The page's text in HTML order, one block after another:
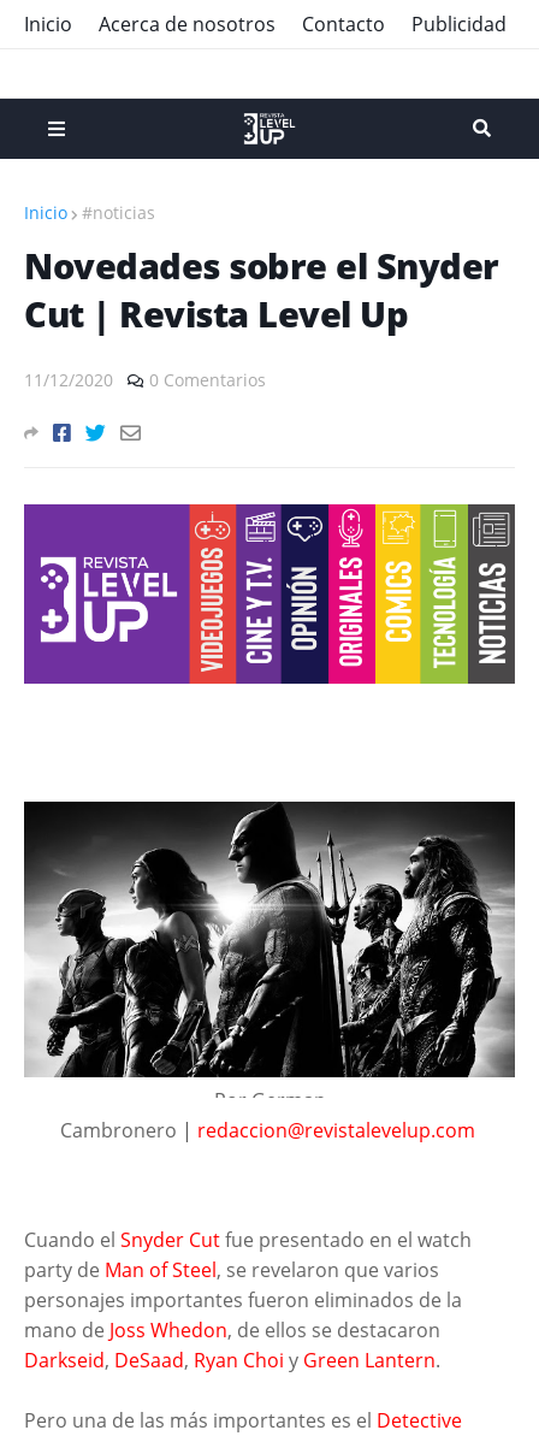
Inicio Acerca de nosotros Contacto Publicidad
Inicio #noticias
Novedades sobre el Snyder
Cut | Revista Level Up
11/12/2020 0 Comentarios
Por German
Cambronero | redaccion@revistalevelup.com
Cuando el Snyder Cutfue presentado en el watch
party de Man of Steel, se revelaron que varios
personajes importantes fueron eliminados de la
mano de Joss Whedon, de ellos se destacaron
Darkseid, DeSaad, Ryan Choi y Green Lantern.
Pero una de las más importantes es el Detective